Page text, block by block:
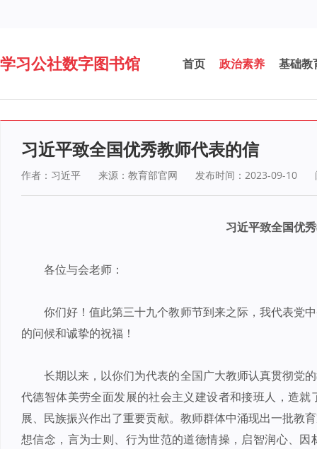
学习公社数字图书馆 首页 政治素养 基础教
习近平致全国优秀教师代表的信
作者：习近平 来源：教育部官网 发布时间：2023-09-10
习近平致全国优
各位与会老师：
你们好！值此第三十九个教师节到来之际，我代表党
的问候和诚挚的祝福！
长期以来，以你们为代表的全国广大教师认真贯彻党
代德智体美劳全面发展的社会主义建设者和接班人，造
展、民族振兴作出了重要贡献。教师群体中涌现出一批教
想信念，言为士则、行为世范的道德情操，启智润心、